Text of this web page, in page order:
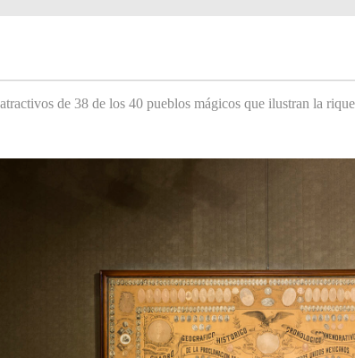
de 38 de los 40 pueblos mágicos que ilustran la